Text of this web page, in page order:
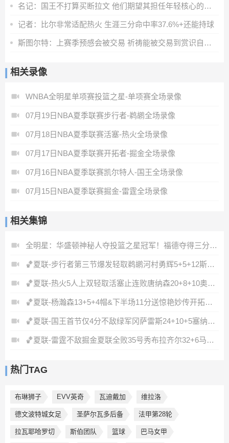
名记：国王不打算买断拉文 他们期望其担任年轻核心的老将领袖
记者：比尔非常适配热火 生涯三分命中率37.6%+还能持球
斯图尔特：上赛季预感会被交易 祈祷能被交易到赏识自己的球队
相关录像
WNBA全明星单项赛投篮之星-单项赛全场录像
07月19日NBA夏季联赛步行者-鹈鹕全场录像
07月18日NBA夏季联赛活塞-热火全场录像
07月17日NBA夏季联赛开拓者-掘金全场录像
07月16日NBA夏季联赛凯尔特人-国王全场录像
07月15日NBA夏季联赛掘金-雷霆全场录像
相关集锦
全明星：华盛顿神秘人夺投篮之星冠军！福德夺得三分大赛冠军！
🏀夏联-步行者第三节爆发轻取鹈鹕河村勇辉5+5+12斯劳森22分
🏀夏联-热火5人上双轻取活塞止连败唐纳森20+8+10奥科里27分
🏀夏联-杨瀚森13+5+4帽&下半场11分送惊艳妙传开拓者力克掘金
🏀夏联-国王首节仅4分不敌绿军冈萨雷斯24+10+5塞纳克10+12
🏀夏联-雷霆不敌掘金夏联全败35号秀布拉齐尔32+6马拉14+7+6
热门TAG
布琳狮子 EVV英奇 瓦迪戴加 维拉洛
德文波特城女足 圣萨尔瓦多后备 法甲第28轮
拉瓦耶哈罗切 斯伯团队 篮球 巴马女甲